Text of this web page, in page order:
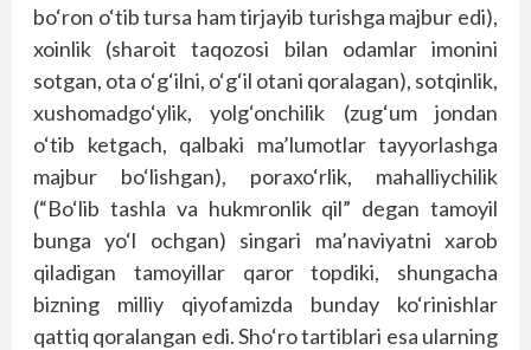
bo‘ron o‘tib tursa ham tirjayib turishga majbur edi),
xoinlik (sharoit taqozosi bilan odamlar imonini
sotgan, ota o‘g‘ilni, o‘g‘il otani qoralagan), sotqinlik,
xushomadgo‘ylik, yolg‘onchilik (zug‘um jondan
o‘tib ketgach, qalbaki ma’lumotlar tayyorlashga
majbur bo‘lishgan), poraxo‘rlik, mahalliychilik
(“Bo‘lib tashla va hukmronlik qil” degan tamoyil
bunga yo‘l ochgan) singari ma’naviyatni xarob
qiladigan tamoyillar qaror topdiki, shungacha
bizning milliy qiyofamizda bunday ko‘rinishlar
qattiq qoralangan edi. Sho‘ro tartiblari esa ularning